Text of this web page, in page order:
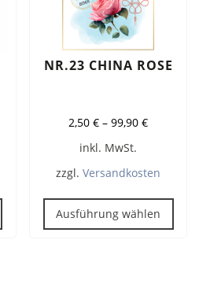
werden
Dieses
weist
NR.23 CHINA ROSE
2,50€ –99,90€
inkl. MwSt.
zzgl.Versandkosten
Ausführung wählen